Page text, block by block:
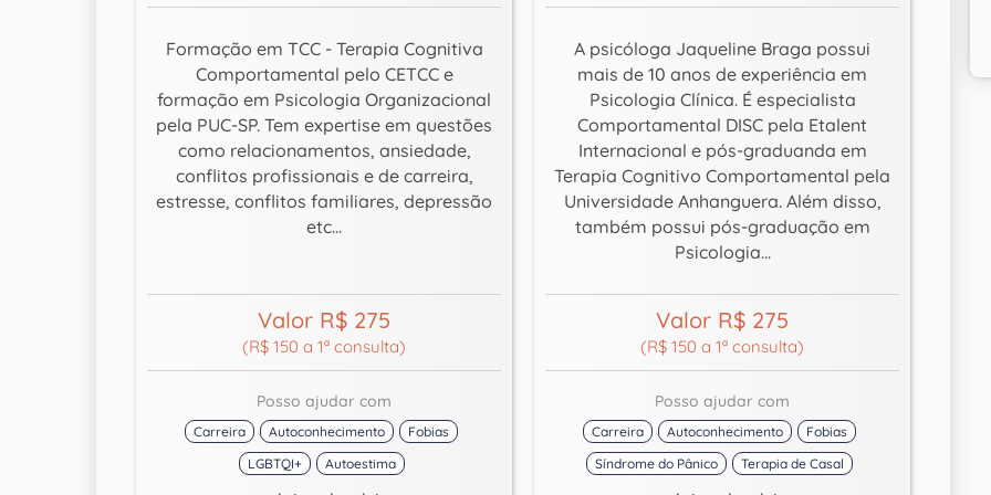
Formação em TCC - Terapia Cognitiva
Comportamental pelo CETCC e
formação em Psicologia Organizacional
pela PUC-SP. Tem expertise em questões
como relacionamentos, ansiedade,
conflitos profissionais e de carreira,
estresse, conflitos familiares, depressão
etc...
Valor R$ 275
(R$ 150 a 1ª consulta)
Posso ajudar com
Carreira Autoconhecimento
Fobias
LGBTQI+
Autoestima
A psicóloga Jaqueline Braga possui
mais de 10 anos de experiência em
Psicologia Clínica. É especialista
Comportamental DISC pela Etalent
Internacional e pós-graduanda em
Terapia Cognitivo Comportamental pela
Universidade Anhanguera. Além disso,
também possui pós-graduação em
Psicologia...
Valor R$ 275
(R$ 150 a 1ª consulta)
Posso ajudar com
Carreira Autoconhecimento
Fobias
Síndrome do Pânico
Terapia de Casal